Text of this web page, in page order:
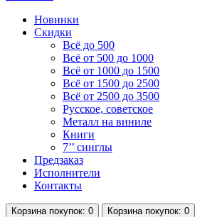
Новинки
Скидки
Всё до 500
Всё от 500 до 1000
Всё от 1000 до 1500
Всё от 1500 до 2500
Всё от 2500 до 3500
Русское, советское
Металл на виниле
Книги
7’’ синглы
Предзаказ
Исполнители
Контакты
Корзина покупок: 0 Корзина покупок: 0